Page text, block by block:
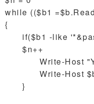
while (($b1
{
if($b1 -like
$n++
Write-Host
Write-Host
}